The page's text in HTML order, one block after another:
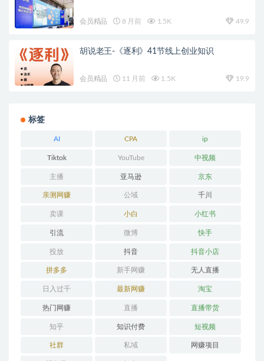
会员精品 8 月前 1.5K 49.9
胡说老王-《逐利》41节线上创业知识
会员精品 11 月前 1.5K 19.9
标签
AI CPA ip
Tiktok YouTube 中视频
主播 亚马逊 京东
亲测网赚 公域 千川
卖课 小白 小红书
引流 微博 快手
投放 抖音 抖音小店
拼多多 新手网赚 无人直播
日入过千 最新网赚 淘宝
热门网赚 直播 直播带货
知乎 知识付费 短视频
社群 私域 网赚项目